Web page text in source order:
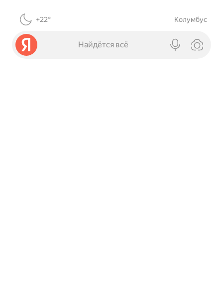
+22° Колумбус
Найдётся всё